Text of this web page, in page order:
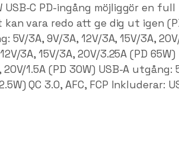
USB-C PD-ingång möjliggör en
kan vara redo att ge dig ut igen
5V/3A, 9V/3A, 12V/3A, 15V/3A,
3A, 15V/3A, 20V/3.25A (PD
20V/1.5A (PD 30W) USB-A utgång:
QC 3.0, AFC, FCP Inkluderar: